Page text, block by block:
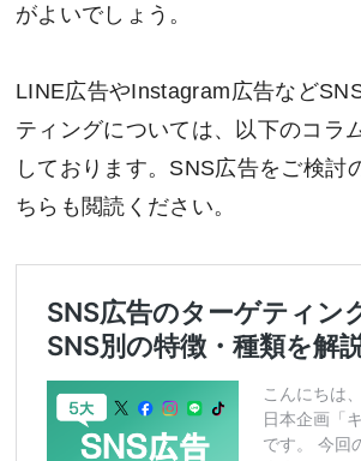
がよいでしょう。
LINE広告やInstagram広告など
ティングについては、以下のコラ
しております。SNS広告をご検討
ちらも閲読ください。